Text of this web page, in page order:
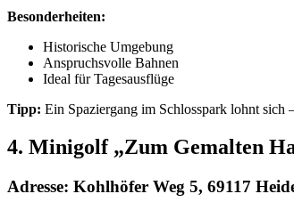
Besonderheiten:
Historische Umgebung
Anspruchsvolle Bahnen
Ideal für Tagesausflüge
Tipp: Ein Spaziergang im Schlosspark lohnt
4. Minigolf „Zum Gemalten
Adresse: Kohlhöfer Weg 5, 69117